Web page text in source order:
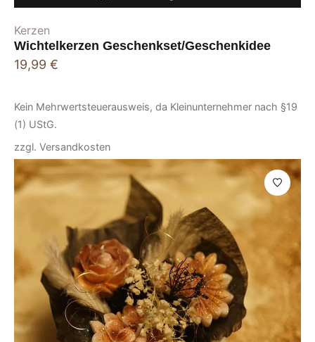
Kerzen
Wichtelkerzen Geschenkset/Geschenkidee
19,99 €
Kein Mehrwertsteuerausweis, da Kleinunternehmer nach §19
(1) UStG.
zzgl. Versandkosten